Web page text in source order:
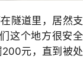
隧道里，居然支
这个地方很安全
200元，直到被处